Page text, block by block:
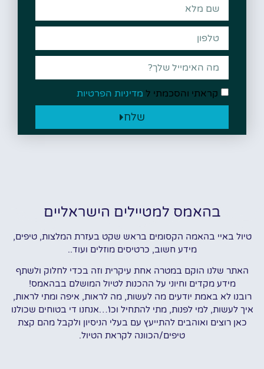
קראתי והסכמתי ל מדיניות הפרטיות
שלח
בהאמס למטיילים הישראליים
טיול באיי בהאמה הקסומים בראש שקט בעזרת המלצות, טיפים,
מידע חשוב, כרטיסים מוזלים ועוד..
האתר שלנו הוקם במטרה אחת עיקרית וזה בכדי לחלוק ולשתף
מידע מקדים וחיוני על ההכנות לטיול המושלם בבהאמס!
רובנו לא באמת יודעים מה לעשות, מה לראות, איפה ומתי לראות,
איך לעשות, למי לפנות, מתי להתחיל וכו'…אנחנו די בטוחים שכולנו
כאן רוצים ואוהבים להתייעץ עם בעלי הניסיון ולקבל מהם קצת
טיפים/הכוונה לקראת הטיול.